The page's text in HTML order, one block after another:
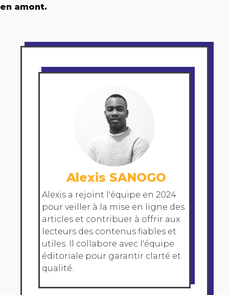
en amont.
Alexis SANOGO
Alexis a rejoint l'équipe en 2024
pour veiller à la mise en ligne des
articles et contribuer à offrir aux
lecteurs des contenus fiables et
utiles. Il collabore avec l'équipe
éditoriale pour garantir clarté et
qualité.